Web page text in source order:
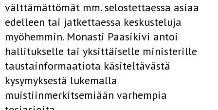
välttämättömät mm. selostettaessa asiaa
edelleen tai jatkettaessa keskusteluja
myöhemmin. Monasti Paasikivi antoi
hallitukselle tai yksittäiselle ministerille
taustainformaatiota käsiteltävästä
kysymyksestä lukemalla
muistiinmerkitsemiään varhempia